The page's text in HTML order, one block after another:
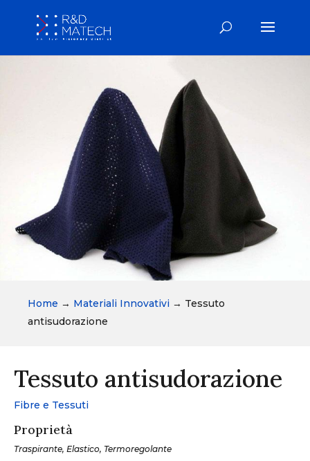
Home → Materiali Innovativi → Tessuto
antisudorazione
Tessuto antisudorazione
Fibre e Tessuti
Proprietà
Traspirante, Elastico, Termoregolante